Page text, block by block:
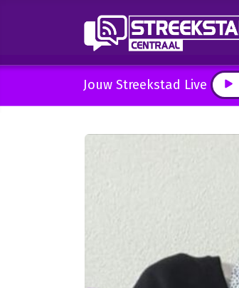
Jouw Streekstad Live